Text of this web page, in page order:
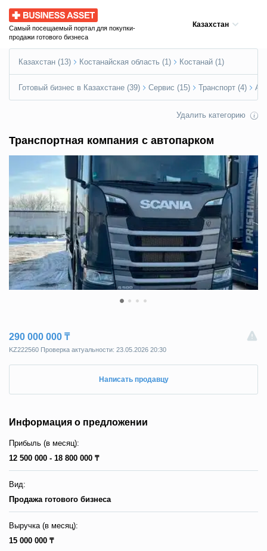
Business Asset
Самый посещаемый портал для покупки-
продажи готового бизнеса
Казахстан
Казахстан (13) Костанайская область (1) Костанай (1)
Готовый бизнес в Казахстане (39) Сервис (15) Транспорт (4)
Удалить категорию
Транспортная компания с автопарком
290 000 000 ₸
KZ222560 Пpoвepкa aктyaльнocти: 23.05.2026 20:30
Написать продавцу
Информация о предложении
Прибыль (в месяц):
12 500 000 - 18 800 000 ₸
Вид:
Продажа готового бизнеса
Выручка (в месяц):
15 000 000 ₸